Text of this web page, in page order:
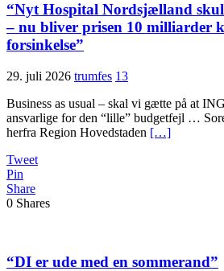
“Nyt Hospital Nordsjælland
– nu bliver prisen 10 milliarder
forsinkelse”
29. juli 2026 trumfes 13
Business as usual – skal vi gætte på at
ansvarlige for den “lille” budgetfejl …
herfra Region Hovedstaden […]
Tweet
Pin
Share
0 Shares
“DI er ude med en sommerand”